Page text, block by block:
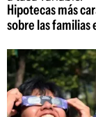
Hipotecas más
sobre las familias